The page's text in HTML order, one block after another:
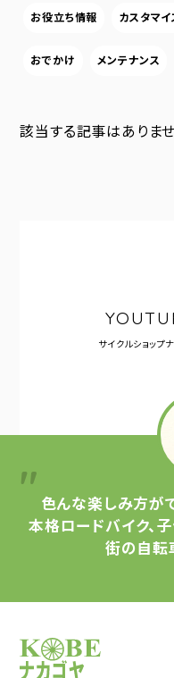
お役立ち情報 カスタマイ
おでかけ メンテナンス
該当する記事はありませ
サイクルショップ
色んな楽しみ方が
本格ロードバイク、子
街の自転
サイクルショップナカゴヤ